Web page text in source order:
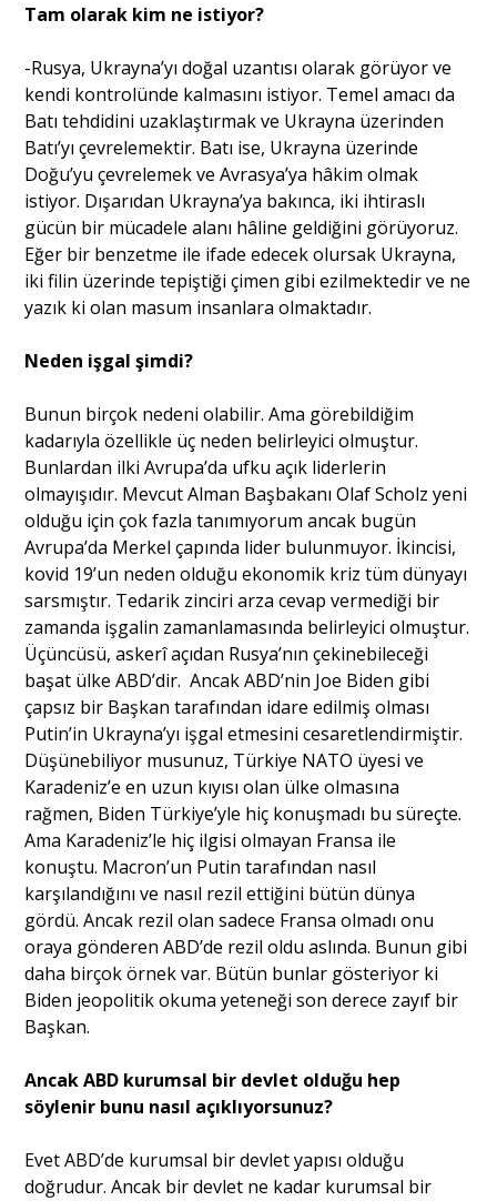
Tam olarak kim ne istiyor?
-Rusya, Ukrayna’yı doğal uzantısı olarak görüyor ve
kendi kontrolünde kalmasını istiyor. Temel amacı da
Batı tehdidini uzaklaştırmak ve Ukrayna üzerinden
Batı’yı çevrelemektir. Batı ise, Ukrayna üzerinde
Doğu’yu çevrelemek ve Avrasya’ya hâkim olmak
istiyor. Dışarıdan Ukrayna’ya bakınca, iki ihtiraslı
gücün bir mücadele alanı hâline geldiğini görüyoruz.
Eğer bir benzetme ile ifade edecek olursak Ukrayna,
iki filin üzerinde tepiştiği çimen gibi ezilmektedir ve ne
yazık ki olan masum insanlara olmaktadır.
Neden işgal şimdi?
Bunun birçok nedeni olabilir. Ama görebildiğim
kadarıyla özellikle üç neden belirleyici olmuştur.
Bunlardan ilki Avrupa’da ufku açık liderlerin
olmayışıdır. Mevcut Alman Başbakanı Olaf Scholz yeni
olduğu için çok fazla tanımıyorum ancak bugün
Avrupa’da Merkel çapında lider bulunmuyor. İkincisi,
kovid 19’un neden olduğu ekonomik kriz tüm dünyayı
sarsmıştır. Tedarik zinciri arza cevap vermediği bir
zamanda işgalin zamanlamasında belirleyici olmuştur.
Üçüncüsü, askerî açıdan Rusya’nın çekinebileceği
başat ülke ABD’dir. Ancak ABD’nin Joe Biden gibi
çapsız bir Başkan tarafından idare edilmiş olması
Putin’in Ukrayna’yı işgal etmesini cesaretlendirmiştir.
Düşünebiliyor musunuz, Türkiye NATO üyesi ve
Karadeniz’e en uzun kıyısı olan ülke olmasına
rağmen, Biden Türkiye’yle hiç konuşmadı bu süreçte.
Ama Karadeniz’le hiç ilgisi olmayan Fransa ile
konuştu. Macron’un Putin tarafından nasıl
karşılandığını ve nasıl rezil ettiğini bütün dünya
gördü. Ancak rezil olan sadece Fransa olmadı onu
oraya gönderen ABD’de rezil oldu aslında. Bunun gibi
daha birçok örnek var. Bütün bunlar gösteriyor ki
Biden jeopolitik okuma yeteneği son derece zayıf bir
Başkan.
Ancak ABD kurumsal bir devlet olduğu hep
söylenir bunu nasıl açıklıyorsunuz?
Evet ABD’de kurumsal bir devlet yapısı olduğu
doğrudur. Ancak bir devlet ne kadar kurumsal bir